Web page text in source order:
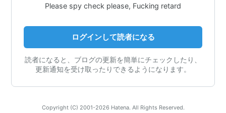
Please spy check please, Fucking retard
ログインして読者になる
読者になると、ブログの更新を簡単にチェックしたり、
更新通知を受け取ったりできるようになります。
Copyright (C) 2001-2026 Hatena. All Rights Reserved.